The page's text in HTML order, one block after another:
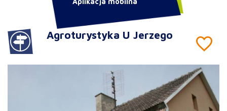
Agroturystyka U Jerzego